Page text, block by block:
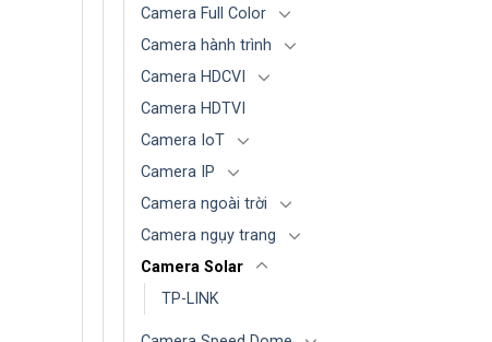
Camera Full Color
Camera hành trình
Camera HDCVI
Camera HDTVI
Camera IoT
Camera IP
Camera ngoài trời
Camera ngụy trang
Camera Solar
TP-LINK